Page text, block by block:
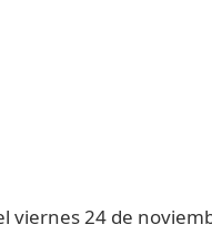
viernes 24 de